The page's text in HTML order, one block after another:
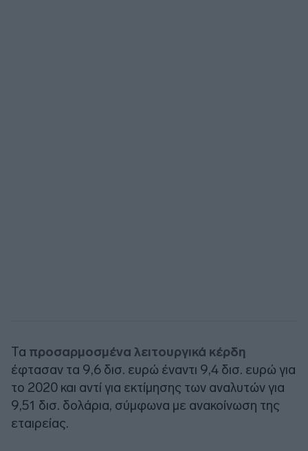
Τα προσαρμοσμένα λειτουργικά κέρδη
έφτασαν τα 9,6 δισ. ευρώ έναντι 9,4 δισ. ευρώ για
το 2020 και αντί για εκτίμησης των αναλυτών για
9,51 δισ. δολάρια, σύμφωνα με ανακοίνωση της
εταιρείας.